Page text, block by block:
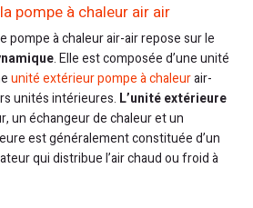
pompe à chaleur air air
pompe à chaleur air-air repose sur le
. Elle est composée d’une unité
unité extérieur pompe à chaleurair-
unités intérieures. L’unité extérieure
un échangeur de chaleur et un
est généralement constituée d’un
qui distribue l’air chaud ou froid à